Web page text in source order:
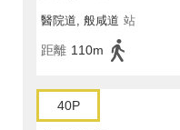
醫院道, 般咸道 站
距離 110m
40P